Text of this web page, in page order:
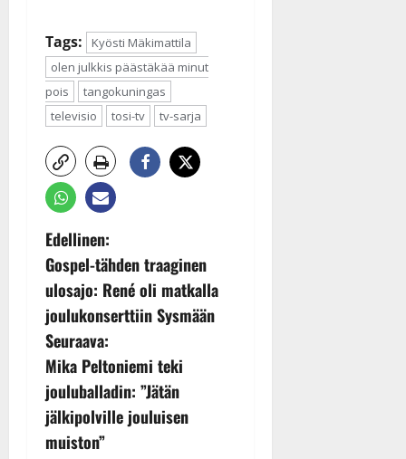
Tags:
Kyösti Mäkimattila
olen julkkis päästäkää minut
pois
tangokuningas
televisio
tosi-tv tv-sarja
P
o
s
t
n
a
Edellinen:
Gospel-tähden traaginen
ulosajo: René oli matkalla
joulukonserttiin Sysmään
Seuraava:
Mika Peltoniemi teki
jouluballadin: ”Jätän
jälkipolville jouluisen
muiston”